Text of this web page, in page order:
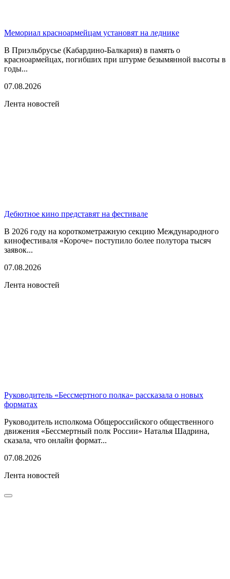
Мемориал красноармейцам установят на леднике
В Приэльбрусье (Кабардино-Балкария) в память о
красноармейцах, погибших при штурме безымянной высоты в
годы...
07.08.2026
Лента новостей
Дебютное кино представят на фестивале
В 2026 году на короткометражную секцию Международного
кинофестиваля «Короче» поступило более полутора тысяч
заявок...
07.08.2026
Лента новостей
Руководитель «Бессмертного полка» рассказала о новых
форматах
Руководитель исполкома Общероссийского общественного
движения «Бессмертный полк России» Наталья Шадрина,
сказала, что онлайн формат...
07.08.2026
Лента новостей